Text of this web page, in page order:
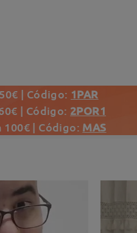
| Código: 1PAR
| Código: 2POR1
100€ | Código: MAS